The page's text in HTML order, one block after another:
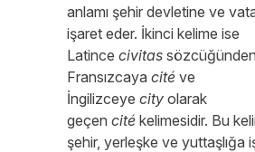
anlamı şehir devletine ve
işaret eder. İkinci kelime ise
Latince civitas sözcüğünden
Fransızcaya cité ve
İngilizceye city olarak
geçen cité kelimesidir. Bu
şehir, yerleşke ve yuttaşlığa